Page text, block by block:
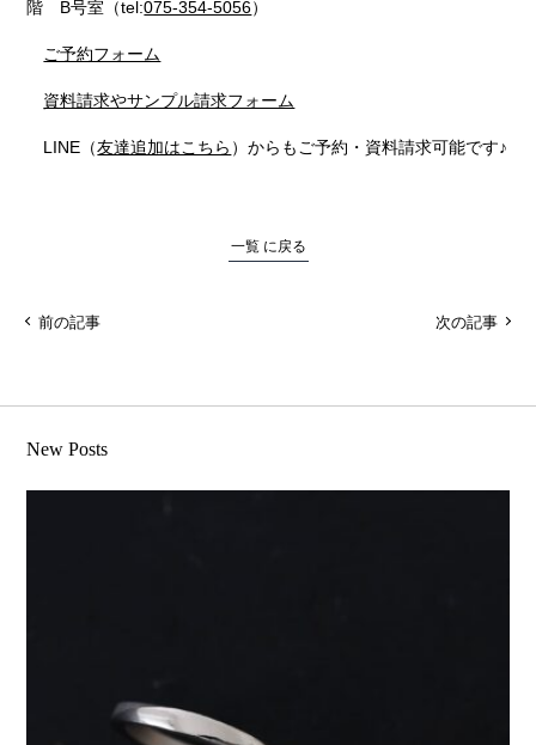
階 B号室（tel:075-354-5056）
ご予約フォーム
資料請求やサンプル請求フォーム
LINE（友達追加はこちら ）からもご予約・資料請求可能です♪
一覧 に戻る
前の記事 次の記事
New Posts